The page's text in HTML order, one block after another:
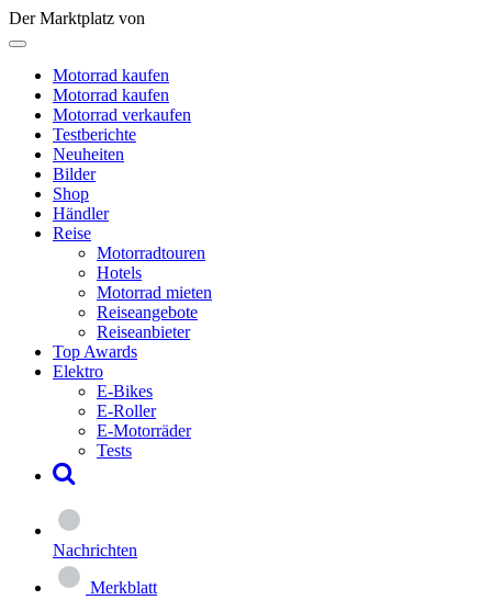
Der Marktplatz von
Motorrad kaufen
Motorrad kaufen
Motorrad verkaufen
Testberichte
Neuheiten
Bilder
Shop
Händler
Reise
Motorradtouren
Hotels
Motorrad mieten
Reiseangebote
Reiseanbieter
Top Awards
Elektro
E-Bikes
E-Roller
E-Motorräder
Tests
Nachrichten
Merkblatt